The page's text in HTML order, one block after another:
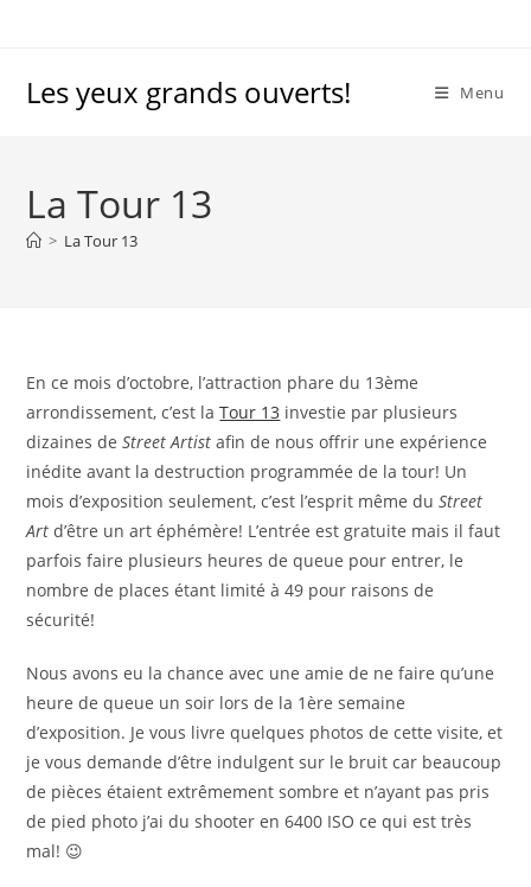
Les yeux grands ouverts! Menu
La Tour 13
> La Tour 13
En ce mois d’octobre, l’attraction phare du 13ème
arrondissement, c’est laTour 13 investie par plusieurs
dizaines deStreet Artist afin de nous offrir une expérience
inédite avant la destruction programmée de la tour! Un
mois d’exposition seulement, c’est l’esprit même duStreet
Art d’être un art éphémère! L’entrée est gratuite mais il faut
parfois faire plusieurs heures de queue pour entrer, le
nombre de places étant limité à 49 pour raisons de
sécurité!
Nous avons eu la chance avec une amie de ne faire qu’une
heure de queue un soir lors de la 1ère semaine
d’exposition. Je vous livre quelques photos de cette visite, et
je vous demande d’être indulgent sur le bruit car beaucoup
de pièces étaient extrêmement sombre et n’ayant pas pris
de pied photo j’ai du shooter en 6400 ISO ce qui est très
mal! 😉